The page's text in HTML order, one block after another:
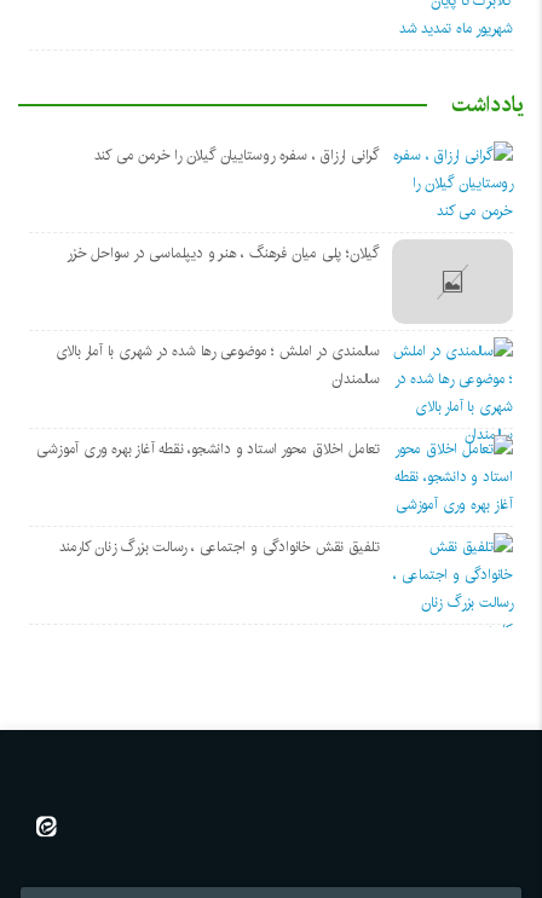
یادداشت
گرانی ارزاق ، سفره روستاییان گیلان را خرمن می کند
گیلان؛ پلی میان فرهنگ ، هنر و دیپلماسی در سواحل خزر
سالمندی در املش ؛ موضوعی رها شده در شهری با آمار بالای
سالمندان
تعامل اخلاق‌ محور استاد و دانشجو، نقطه آغاز بهره ‌وری آموزشی
تلفیق نقش خانوادگی و اجتماعی ، رسالت بزرگ زنان کارمند